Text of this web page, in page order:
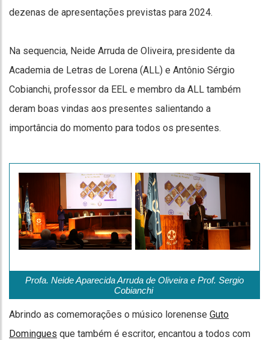
dezenas de apresentações previstas para 2024.
Na sequencia, Neide Arruda de Oliveira, presidente da
Academia de Letras de Lorena (ALL) e Antônio Sérgio
Cobianchi, professor da EEL e membro da ALL também
deram boas vindas aos presentes salientando a
importância do momento para todos os presentes.
Profa. Neide Aparecida Arruda de Oliveira e Prof. Sergio
Cobianchi
Abrindo as comemorações o músico lorenense Guto
Domingues que também é escritor, encantou a todos com